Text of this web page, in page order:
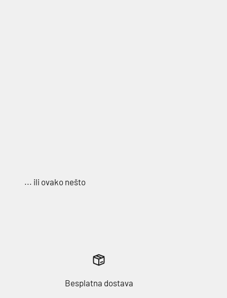
Besplatna dostava